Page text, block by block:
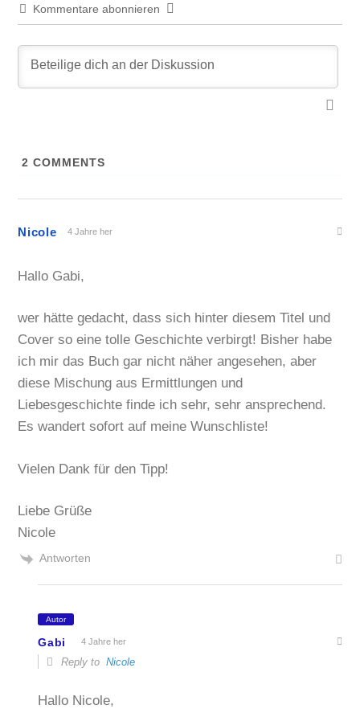
Kommentare abonnieren
2 COMMENTS
Nicole 4 Jahre her
Hallo Gabi,
wer hätte gedacht, dass sich hinter diesem Titel und
Cover so eine tolle Geschichte verbirgt! Bisher habe
ich mir das Buch gar nicht näher angesehen, aber
diese Mischung aus Ermittlungen und
Liebesgeschichte finde ich sehr, sehr ansprechend.
Es wandert sofort auf meine Wunschliste!
Vielen Dank für den Tipp!
Liebe Grüße
Nicole
Antworten
Autor
Gabi 4 Jahre her
Reply toNicole
Hallo Nicole,